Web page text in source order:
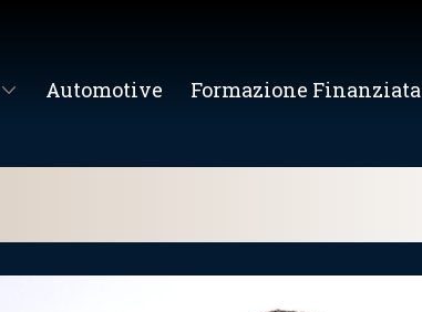
Automotive Formazione Finanziata